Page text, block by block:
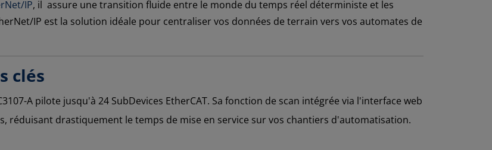
IP, il assure une transition fluide entre le monde du temps réel déterministe et les
IP est la solution idéale pour centraliser vos données de terrain vers vos automates de
clés
A pilote jusqu'à 24 SubDevices EtherCAT. Sa fonction de scan intégrée via l'interface web
réduisant drastiquement le temps de mise en service sur vos chantiers d'automatisation.